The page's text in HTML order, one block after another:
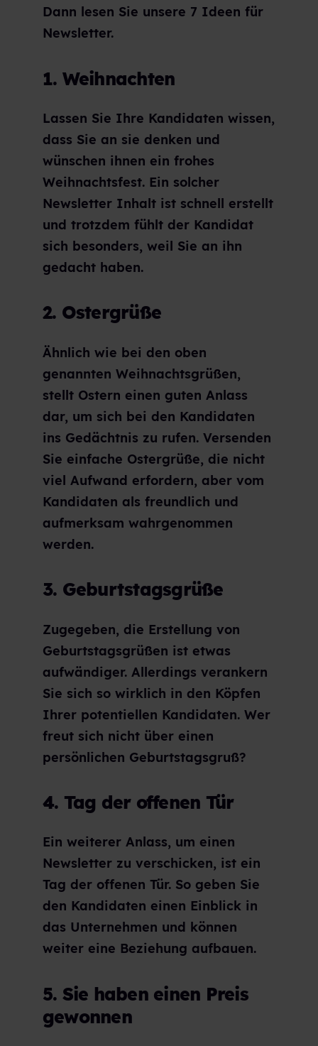
Dann lesen Sie unsere 7 Ideen für
Newsletter.
1. Weihnachten
Lassen Sie Ihre Kandidaten wissen,
dass Sie an sie denken und
wünschen ihnen ein frohes
Weihnachtsfest. Ein solcher
Newsletter Inhalt ist schnell erstellt
und trotzdem fühlt der Kandidat
sich besonders, weil Sie an ihn
gedacht haben.
2. Ostergrüße
Ähnlich wie bei den oben
genannten Weihnachtsgrüßen,
stellt Ostern einen guten Anlass
dar, um sich bei den Kandidaten
ins Gedächtnis zu rufen. Versenden
Sie einfache Ostergrüße, die nicht
viel Aufwand erfordern, aber vom
Kandidaten als freundlich und
aufmerksam wahrgenommen
werden.
3. Geburtstagsgrüße
Zugegeben, die Erstellung von
Geburtstagsgrüßen ist etwas
aufwändiger. Allerdings verankern
Sie sich so wirklich in den Köpfen
Ihrer potentiellen Kandidaten. Wer
freut sich nicht über einen
persönlichen Geburtstagsgruß?
4. Tag der offenen Tür
Ein weiterer Anlass, um einen
Newsletter zu verschicken, ist ein
Tag der offenen Tür. So geben Sie
den Kandidaten einen Einblick in
das Unternehmen und können
weiter eine Beziehung aufbauen.
5. Sie haben einen Preis
gewonnen